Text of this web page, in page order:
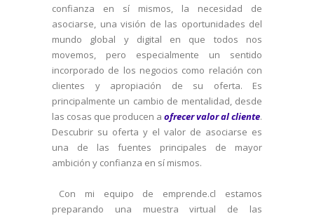
confianza en sí mismos, la necesidad de
asociarse, una visión de las oportunidades del
mundo global y digital en que todos nos
movemos, pero especialmente un sentido
incorporado de los negocios como relación con
clientes y apropiación de su oferta. Es
principalmente un cambio de mentalidad, desde
las cosas que producen a ofrecer valor al cliente.
Descubrir su oferta y el valor de asociarse es
una de las fuentes principales de mayor
ambición y confianza en sí mismos.
Con mi equipo de emprende.cl estamos
preparando una muestra virtual de las